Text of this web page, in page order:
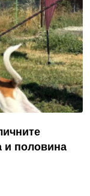
и половина